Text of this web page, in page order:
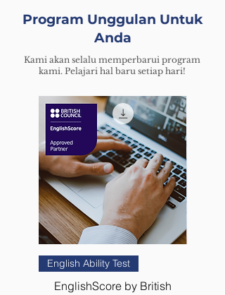
Program Unggulan Untuk
Anda
​Kami akan selalu memperbarui program
kami. Pelajari hal baru setiap hari!
English Ability Test
EnglishScore by British